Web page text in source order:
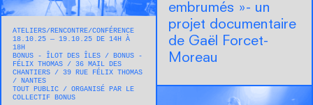
embrumés »- un
projet documentaire
de Gaël Forcet-
Moreau
ATELIERS RENCONTRE/CONFÉRENCE
18.10.25 — 19.10.25 DE 14H À
18H
BONUS - ÎLOT DES ÎLES / BONUS -
FÉLIX THOMAS
36 MAIL DES
CHANTIERS / 39 RUE FÉLIX THOMAS
NANTES
TOUT PUBLIC
ORGANISÉ PAR LE
COLLECTIF BONUS